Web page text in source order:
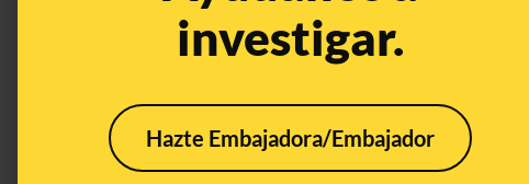
investigar.
Hazte Embajadora/Embajador